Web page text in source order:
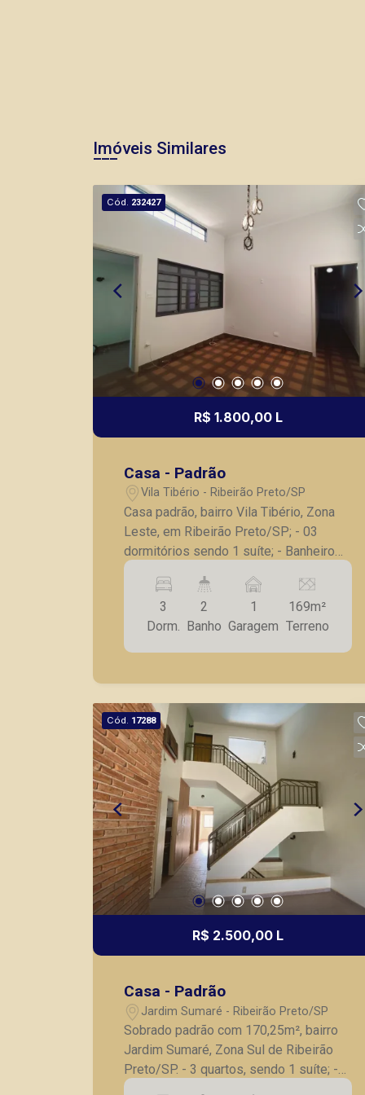
Imóveis Similares
Cód. 232427
R$ 1.800,00 L
Casa - Padrão
Vila Tibério - Ribeirão Preto/SP
Casa padrão, bairro Vila Tibério, Zona
Leste, em Ribeirão Preto/SP; - 03
dormitórios sendo 1 suíte; - Banheiro
social; - Sala Ampla; - Cozinha com
armários; - Lavanderia separada Grande;
- Quintal lateral; - 01 vaga de garagem
pequena; - Cerca elétrica recém
colocada e Recém pintada; A Piramid
clientes com agilidade e segurança, em
locação, vendas de imóveis prontos,
usados ou mesmo nos principais
lançamentos da cidade de Ribeirão
Preto.
3
Dorm.
2
Banho
1
Garagem
169m²
Terreno
Cód. 17288
R$ 2.500,00 L
Casa - Padrão
Jardim Sumaré - Ribeirão Preto/SP
Sobrado padrão com 170,25m², bairro
Jardim Sumaré, Zona Sul de Ribeirão
Preto/SP. - 3 quartos, sendo 1 suíte; -
Banheiro social; - Lavabo; - Sala para 2